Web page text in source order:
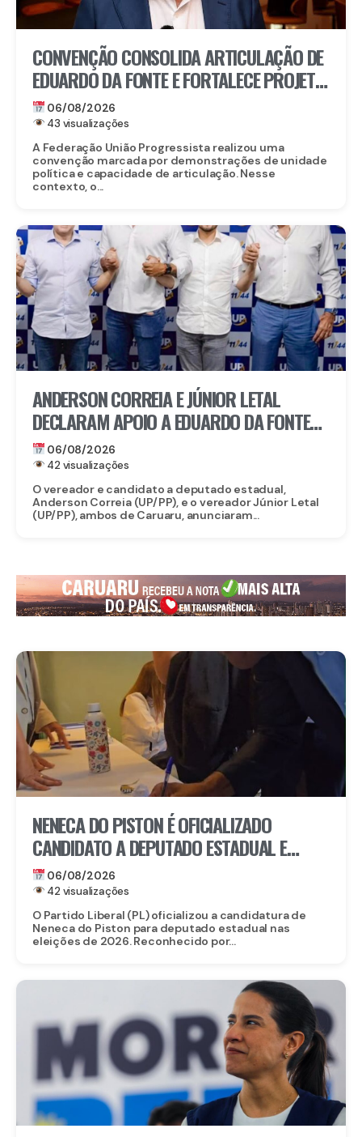
CONVENÇÃO CONSOLIDA ARTICULAÇÃO DE
EDUARDO DA FONTE E FORTALECE PROJETO
PARA O SENADO
06/08/2026
43 visualizações
A Federação União Progressista realizou uma
convenção marcada por demonstrações de unidade
política e capacidade de articulação. Nesse
contexto, o...
ANDERSON CORREIA E JÚNIOR LETAL
DECLARAM APOIO A EDUARDO DA FONTE
PARA O SENADO E LULA DA FONTE PARA
DEPUTADO FEDERAL
06/08/2026
42 visualizações
O vereador e candidato a deputado estadual,
Anderson Correia (UP/PP), e o vereador Júnior Letal
(UP/PP), ambos de Caruaru, anunciaram...
NENECA DO PISTON É OFICIALIZADO
CANDIDATO A DEPUTADO ESTADUAL E
FORTALECE CHAPA DO PL EM
PERNAMBUCO
06/08/2026
42 visualizações
O Partido Liberal (PL) oficializou a candidatura de
Neneca do Piston para deputado estadual nas
eleições de 2026. Reconhecido por...